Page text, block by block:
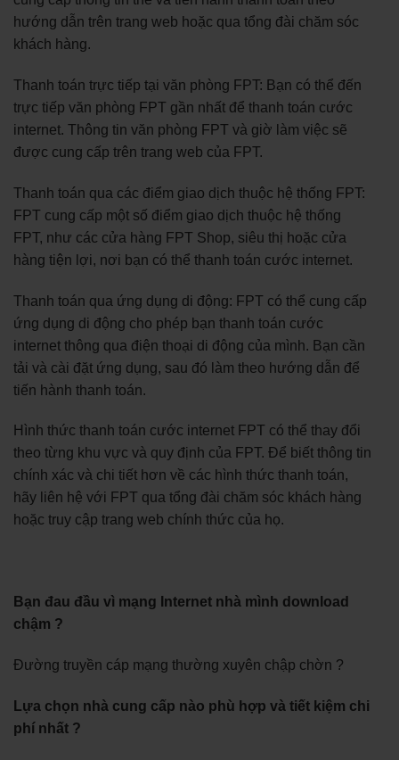
hướng dẫn trên trang web hoặc qua tổng đài chăm sóc
khách hàng.
Thanh toán trực tiếp tại văn phòng FPT: Bạn có thể đến
trực tiếp văn phòng FPT gần nhất để thanh toán cước
internet. Thông tin văn phòng FPT và giờ làm việc sẽ
được cung cấp trên trang web của FPT.
Thanh toán qua các điểm giao dịch thuộc hệ thống FPT:
FPT cung cấp một số điểm giao dịch thuộc hệ thống
FPT, như các cửa hàng FPT Shop, siêu thị hoặc cửa
hàng tiện lợi, nơi bạn có thể thanh toán cước internet.
Thanh toán qua ứng dụng di động: FPT có thể cung cấp
ứng dụng di động cho phép bạn thanh toán cước
internet thông qua điện thoại di động của mình. Bạn cần
tải và cài đặt ứng dụng, sau đó làm theo hướng dẫn để
tiến hành thanh toán.
Hình thức thanh toán cước internet FPT có thể thay đổi
theo từng khu vực và quy định của FPT. Để biết thông tin
chính xác và chi tiết hơn về các hình thức thanh toán,
hãy liên hệ với FPT qua tổng đài chăm sóc khách hàng
hoặc truy cập trang web chính thức của họ.
Bạn đau đầu vì mạng Internet nhà mình download
chậm ?
Đường truyền cáp mạng thường xuyên chập chờn ?
Lựa chọn nhà cung cấp nào phù hợp và tiết kiệm chi
phí nhất ?